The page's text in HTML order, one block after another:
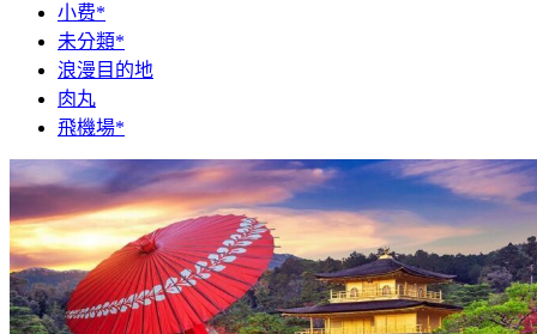
小费*
未分類*
浪漫目的地
肉丸
飛機場*